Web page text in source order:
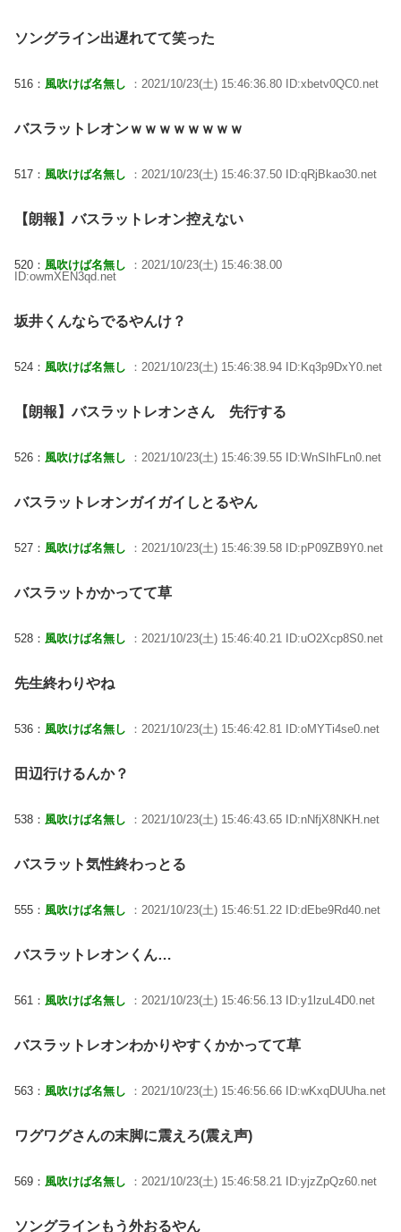
ソングライン出遅れてて笑った
516： 風吹けば名無し ：2021/10/23(土) 15:46:36.80 ID:xbetv0QC0.net
バスラットレオンｗｗｗｗｗｗｗｗ
517： 風吹けば名無し ：2021/10/23(土) 15:46:37.50 ID:qRjBkao30.net
【朗報】バスラットレオン控えない
520： 風吹けば名無し
：2021/10/23(土) 15:46:38.00
ID:owmXEN3qd.net
坂井くんならでるやんけ？
524： 風吹けば名無し ：2021/10/23(土) 15:46:38.94 ID:Kq3p9DxY0.net
【朗報】バスラットレオンさん 先行する
526： 風吹けば名無し ：2021/10/23(土) 15:46:39.55 ID:WnSIhFLn0.net
バスラットレオンガイガイしとるやん
527： 風吹けば名無し ：2021/10/23(土) 15:46:39.58 ID:pP09ZB9Y0.net
バスラットかかってて草
528： 風吹けば名無し ：2021/10/23(土) 15:46:40.21 ID:uO2Xcp8S0.net
先生終わりやね
536： 風吹けば名無し ：2021/10/23(土) 15:46:42.81 ID:oMYTi4se0.net
田辺行けるんか？
538： 風吹けば名無し ：2021/10/23(土) 15:46:43.65 ID:nNfjX8NKH.net
バスラット気性終わっとる
555： 風吹けば名無し ：2021/10/23(土) 15:46:51.22 ID:dEbe9Rd40.net
バスラットレオンくん…
561： 風吹けば名無し ：2021/10/23(土) 15:46:56.13 ID:y1lzuL4D0.net
バスラットレオンわかりやすくかかってて草
563： 風吹けば名無し ：2021/10/23(土) 15:46:56.66 ID:wKxqDUUha.net
ワグワグさんの末脚に震えろ(震え声)
569： 風吹けば名無し ：2021/10/23(土) 15:46:58.21 ID:yjzZpQz60.net
ソングラインもう外おるやん